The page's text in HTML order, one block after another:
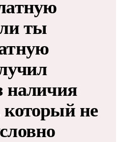
ты
наличия
который не